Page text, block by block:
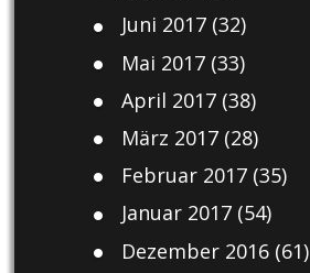
Juni 2017(32)
Mai 2017(33)
April 2017(38)
März 2017(28)
Februar 2017(35)
Januar 2017(54)
Dezember 2016(61)